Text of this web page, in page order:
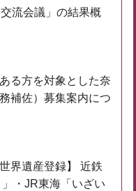
流会議」の結果概
る方を対象とした奈
補佐）募集案内につ
界遺産登録】 近鉄
・JR東海「いざい